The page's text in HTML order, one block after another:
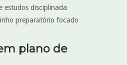
estudos disciplinada
preparatório focado
plano de